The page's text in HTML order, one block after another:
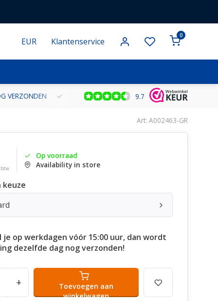
EUR Klantenservice
0
VERZONDEN GRATIS VERZENDING VANAF € 100 BINNEN
9.7
Art: A002463-GR
btw
Op voorraad
Availability in store
keuze
je op werkdagen vóór 15:00 uur, dan wordt
dezelfde dag nog verzonden!
+
Toevoegen aan
winkelwagen